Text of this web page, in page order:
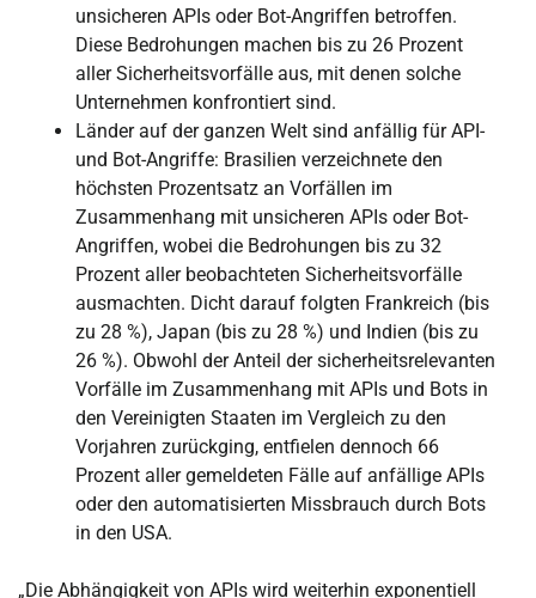
unsicheren APIs oder Bot-Angriffen betroffen.
Diese Bedrohungen machen bis zu 26 Prozent
aller Sicherheitsvorfälle aus, mit denen solche
Unternehmen konfrontiert sind.
Länder auf der ganzen Welt sind anfällig für API-
und Bot-Angriffe: Brasilien verzeichnete den
höchsten Prozentsatz an Vorfällen im
Zusammenhang mit unsicheren APIs oder Bot-
Angriffen, wobei die Bedrohungen bis zu 32
Prozent aller beobachteten Sicherheitsvorfälle
ausmachten. Dicht darauf folgten Frankreich (bis
zu 28 %), Japan (bis zu 28 %) und Indien (bis zu
26 %). Obwohl der Anteil der sicherheitsrelevanten
Vorfälle im Zusammenhang mit APIs und Bots in
den Vereinigten Staaten im Vergleich zu den
Vorjahren zurückging, entfielen dennoch 66
Prozent aller gemeldeten Fälle auf anfällige APIs
oder den automatisierten Missbrauch durch Bots
in den USA.
„Die Abhängigkeit von APIs wird weiterhin exponentiell